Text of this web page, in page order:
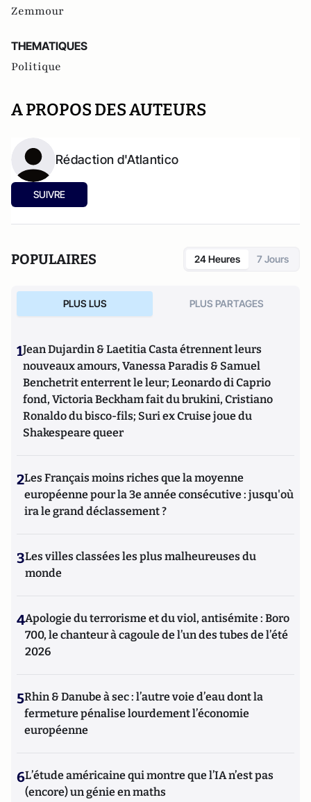
Zemmour
THEMATIQUES
Politique
A PROPOS DES AUTEURS
Rédaction d'Atlantico
SUIVRE
POPULAIRES 24 Heures 7 Jours
PLUS LUS PLUS PARTAGES
1Jean Dujardin & Laetitia Casta étrennent leurs
nouveaux amours, Vanessa Paradis & Samuel
Benchetrit enterrent le leur; Leonardo di Caprio
fond, Victoria Beckham fait du brukini, Cristiano
Ronaldo du bisco-fils; Suri ex Cruise joue du
Shakespeare queer
2Les Français moins riches que la moyenne
européenne pour la 3e année consécutive : jusqu'où
ira le grand déclassement ?
3Les villes classées les plus malheureuses du
monde
4Apologie du terrorisme et du viol, antisémite : Boro
700, le chanteur à cagoule de l’un des tubes de l’été
2026
5Rhin & Danube à sec : l’autre voie d’eau dont la
fermeture pénalise lourdement l’économie
européenne
6L’étude américaine qui montre que l’IA n’est pas
(encore) un génie en maths